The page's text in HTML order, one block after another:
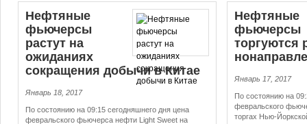
Нефтяные
фьючерсы
растут на
ожиданиях
сокращения добычи в Китае
Январь 18, 2017
По состоянию на 09:15 сегодняшнего дня цена
февральского фьючерса нефти Light Sweet на
Нефтяные
фьючерсы
торгуются
Январь 17, 2017
По состоянию на
февральского
торгах Нью-